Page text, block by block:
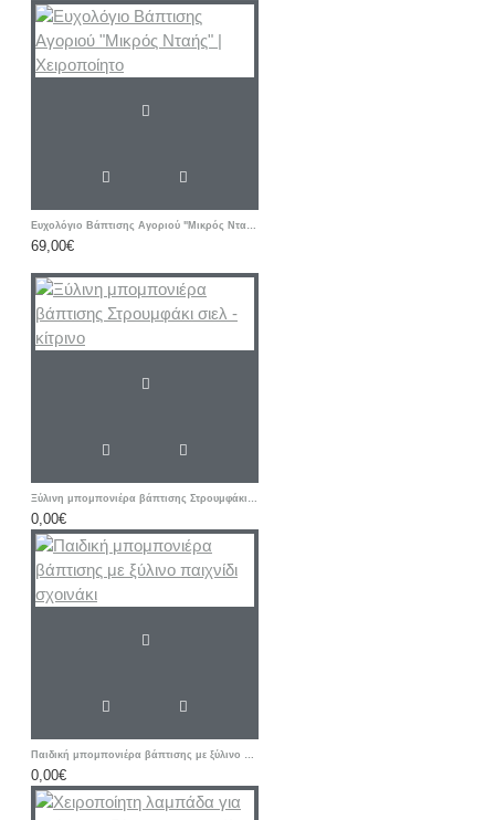
Ευχολόγιο Βάπτισης Αγοριού "Μικρός Νταής" | Χειροποίητο
69,00€
Ξύλινη μπομπονιέρα βάπτισης Στρουμφάκι σιελ - κίτρινο
0,00€
Παιδική μπομπονιέρα βάπτισης με ξύλινο παιχνίδι σχοινάκι
0,00€